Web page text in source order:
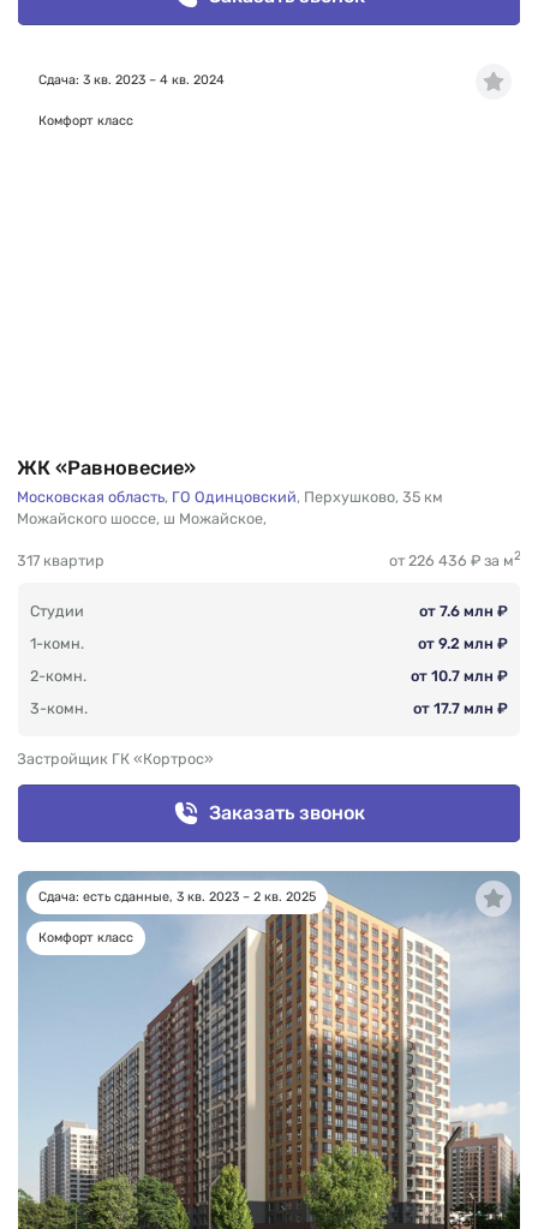
ЖК «Равновесие»
Московская область, ГО Одинцовский, Перхушково, 35 км
Можайского шоссе, ш Можайское,
317 квартир от 226 436 ₽ за м2
Студии
от 7.6 млн ₽
1-комн.
от 9.2 млн ₽
2-комн.
от 10.7 млн ₽
3-комн.
от 17.7 млн ₽
Застройщик ГК «Кортрос»
Заказать звонок
Сдача: 3 кв. 2023 – 4 кв. 2024
Комфорт класс
Сдача: есть сданные, 3 кв. 2023 – 2 кв. 2025
Комфорт класс